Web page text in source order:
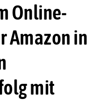
Online-
Amazon in
mit